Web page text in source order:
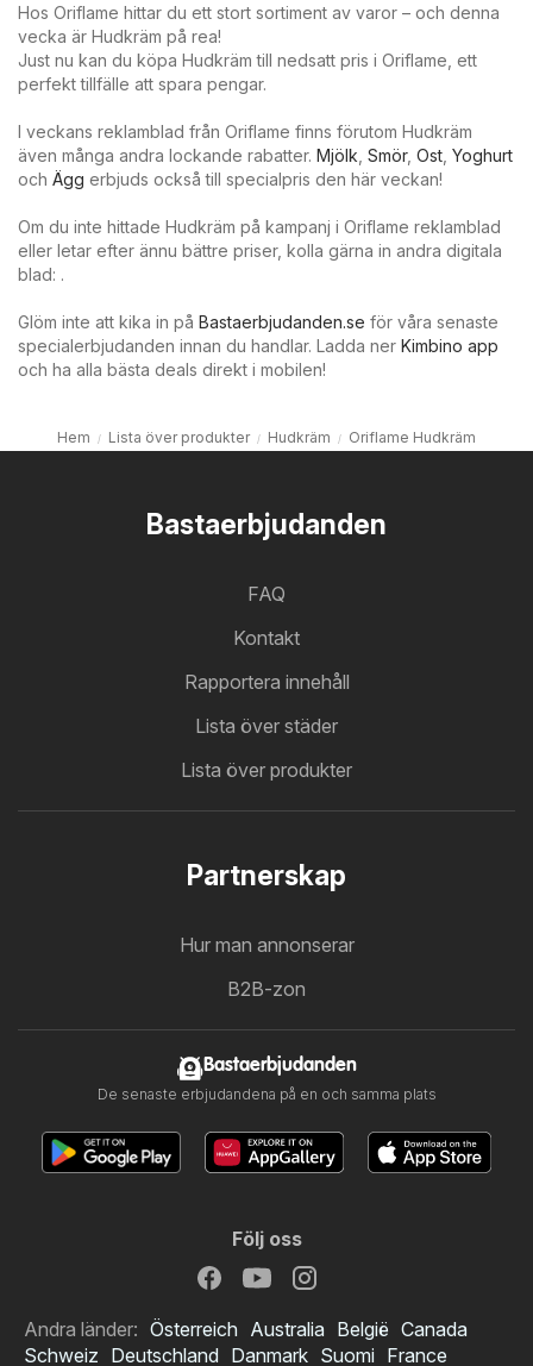
Hos Oriflame hittar du ett stort sortiment av varor – och denna
vecka är Hudkräm på rea!
Just nu kan du köpa Hudkräm till nedsatt pris i Oriflame, ett
perfekt tillfälle att spara pengar.
I veckans reklamblad från Oriflame finns förutom Hudkräm
även många andra lockande rabatter. Mjölk Smör, Ost Yoghurt
och Ägg erbjuds också till specialpris den här veckan!
Om du inte hittade Hudkräm på kampanj i Oriflame reklamblad
eller letar efter ännu bättre priser, kolla gärna in andra digitala
blad: .
Glöm inte att kika in på Bastaerbjudanden.se för våra senaste
specialerbjudanden innan du handlar. Ladda ner Kimbino app
och ha alla bästa deals direkt i mobilen!
Hem Lista över produkter Hudkräm Oriflame Hudkräm
Bastaerbjudanden
FAQ
Kontakt
Rapportera innehåll
Lista över städer
Lista över produkter
Partnerskap
Hur man annonserar
B2B-zon
Bastaerbjudanden
De senaste erbjudandena på en och samma plats
Följ oss
Andra länder: Österreich Australia België Canada
Schweiz Deutschland Danmark Suomi France